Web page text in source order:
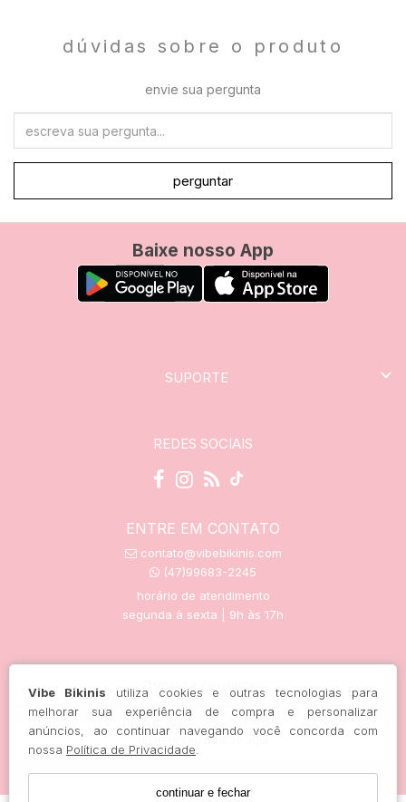
Vibe Bikinis utiliza cookies e outras tecnologias para
melhorar sua experiência de compra e personalizar
anúncios, ao continuar navegando você concorda com
nossa Política de Privacidade
continuar e fechar
dúvidas sobre o produto
envie sua pergunta
perguntar
Baixe nosso App
SUPORTE
REDES SOCIAIS
ENTRE EM CONTATO
contato@vibebikinis.com
(47)99683-2245
horário de atendimento
segunda à sexta | 9h às 17h
rastreie seu pedido aqui